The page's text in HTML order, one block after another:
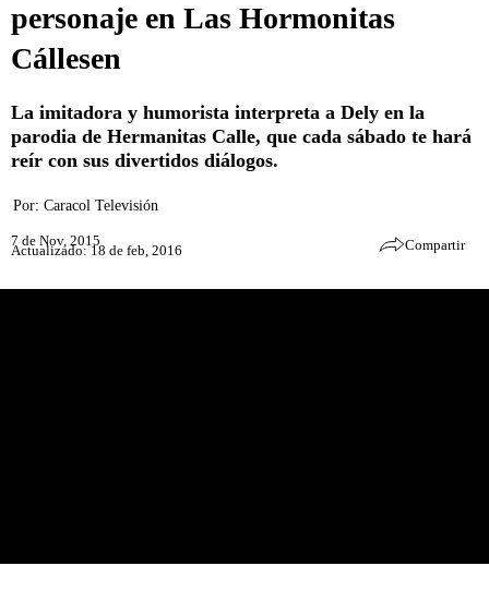
personaje en Las Hormonitas
Cállesen
La imitadora y humorista interpreta a Dely en la
parodia de Hermanitas Calle, que cada sábado te hará
reír con sus divertidos diálogos.
Por: Caracol Televisión
7 de Nov, 2015
Actualizado: 18 de feb, 2016 Compartir